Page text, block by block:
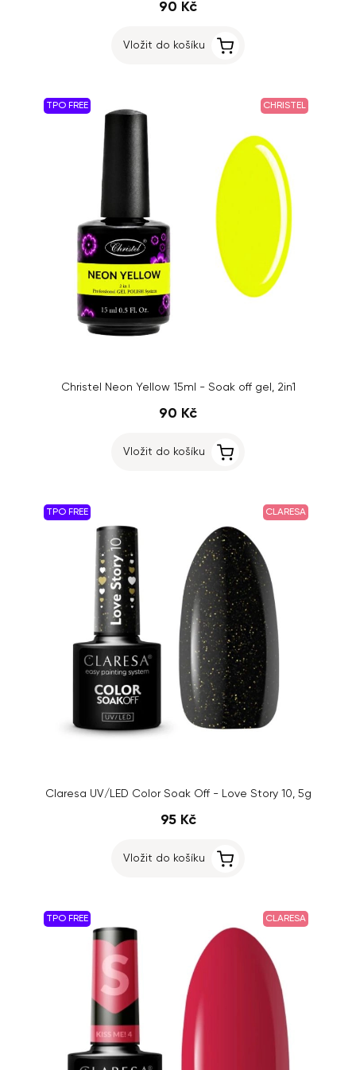
90 Kč
Vložit do košíku
TPO FREE CHRISTEL
Christel Neon Yellow 15ml - Soak off gel, 2in1
90 Kč
Vložit do košíku
TPO FREE CLARESA
Claresa UV/LED Color Soak Off - Love Story 10, 5g
95 Kč
Vložit do košíku
TPO FREE CLARESA